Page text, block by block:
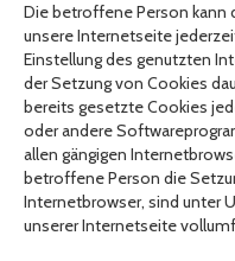
Die betroffene Person kann
unsere Internetseite
Einstellung des genutzten
der Setzung von Cookies
bereits gesetzte Cookies
oder andere
allen gängigen
betroffene Person die
Internetbrowser, sind unter
unserer Internetseite